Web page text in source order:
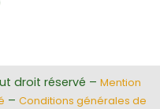
droit réservé – Mention
– Conditions générales de